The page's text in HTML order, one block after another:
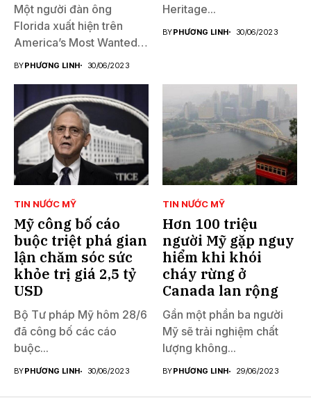
Một người đàn ông
Florida xuất hiện trên
America’s Most Wanted
BYPHƯƠNG LINH 30/06/2023
Heritage...
BYPHƯƠNG LINH 30/06/2023
TIN NƯỚC MỸ
Mỹ công bố cáo
buộc triệt phá gian
lận chăm sóc sức
khỏe trị giá 2,5 tỷ
USD
Bộ Tư pháp Mỹ hôm 28/6
đã công bố các cáo
buộc...
BYPHƯƠNG LINH 30/06/2023
TIN NƯỚC MỸ
Hơn 100 triệu
người Mỹ gặp nguy
hiểm khi khói
cháy rừng ở
Canada lan rộng
Gần một phần ba người
Mỹ sẽ trải nghiệm chất
lượng không...
BYPHƯƠNG LINH 29/06/2023